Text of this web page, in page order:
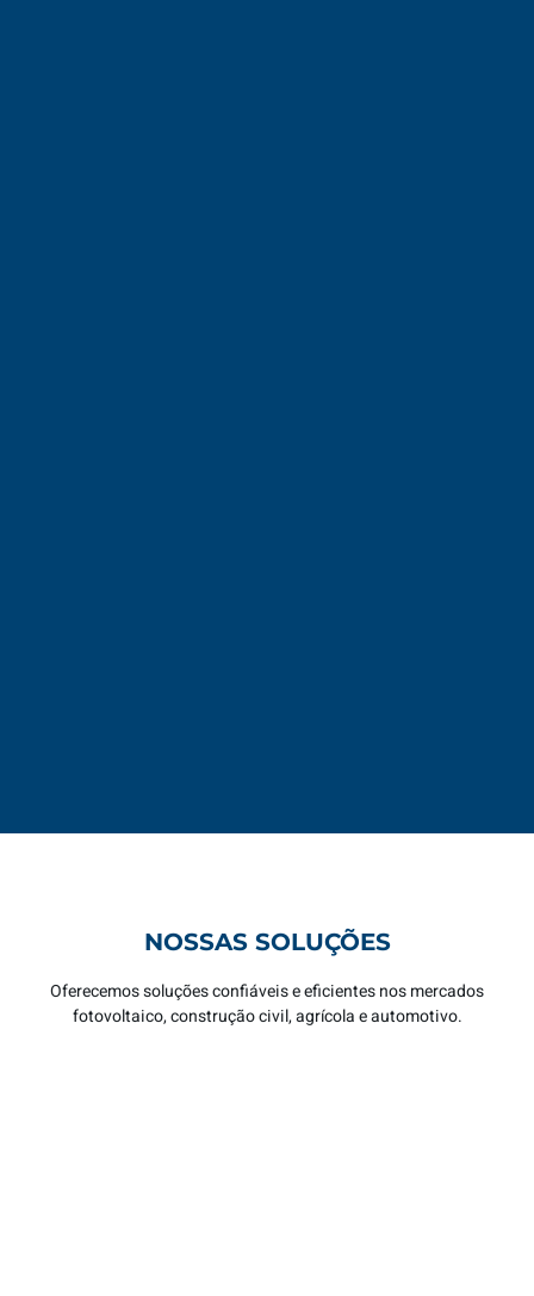
NOSSAS SOLUÇÕES
Oferecemos soluções confiáveis e eficientes nos mercados
fotovoltaico, construção civil, agrícola e automotivo.